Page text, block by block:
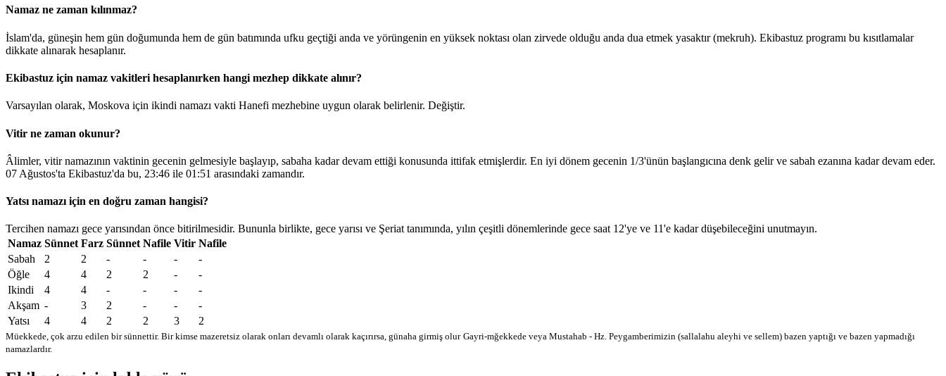
Namaz ne zaman kılınmaz?
İslam'da, güneşin hem gün doğumunda hem de gün batımında ufku geçtiği anda ve yörüngenin en yüksek noktası olan zirvede olduğu anda dua etmek yasaktır (mekruh). Ekibastuz programı bu kısıtlamalar
dikkate alınarak hesaplanır.
Ekibastuz için namaz vakitleri hesaplanırken hangi mezhep dikkate alınır?
Varsayılan olarak, Moskova için ikindi namazı vakti Hanefi mezhebine uygun olarak belirlenir. Değiştir.
Vitir ne zaman okunur?
Âlimler, vitir namazının vaktinin gecenin gelmesiyle başlayıp, sabaha kadar devam ettiği konusunda ittifak etmişlerdir. En iyi dönem gecenin 1/3'ünün başlangıcına denk gelir ve sabah ezanına kadar devam eder.
07 Ağustos'ta Ekibastuz'da bu, 23:46 ile 01:51 arasındaki zamandır.
Yatsı namazı için en doğru zaman hangisi?
Tercihen namazı gece yarısından önce bitirilmesidir. Bununla birlikte, gece yarısı ve Şeriat tanımında, yılın çeşitli dönemlerinde gece saat 12'ye ve 11'e kadar düşebileceğini unutmayın.
Namaz Sünnet Farz Sünnet Nafile Vitir Nafile
Sabah
2 2 - - -
-
Öğle
4 4 2 2 -
-
Ikindi
4 4 - - -
-
Akşam - 3 2 - -
-
Yatsı
4 4 2 2 3 2
Müekkede, çok arzu edilen bir sünnettir. Bir kimse mazeretsiz olarak onları devamlı olarak kaçırırsa, günaha girmiş olur Gayri-mğekkede veya Mustahab - Hz. Peygamberimizin (sallalahu aleyhi ve sellem) bazen yaptığı ve bazen yapmadığı
namazlardır.